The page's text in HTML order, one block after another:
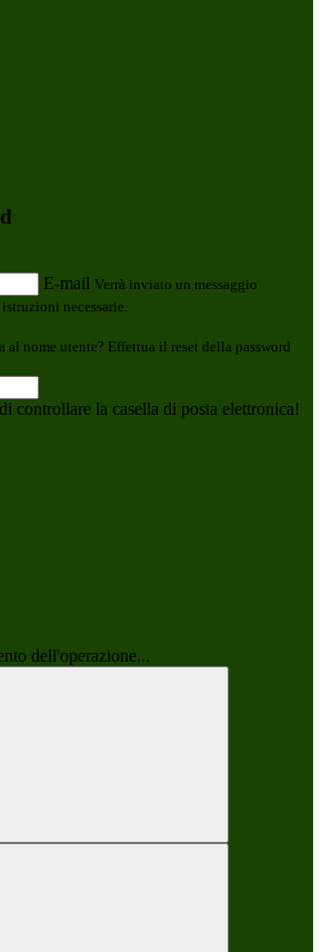
E-mail Verrà inviato un messaggio
necessarie.
al nome utente? Effettua il reset della password
controllare la casella di posta elettronica!
dell'operazione...